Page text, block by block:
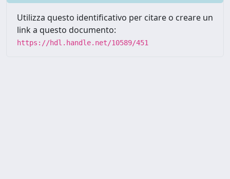
Utilizza questo identificativo per citare o creare un
link a questo documento:
https://hdl.handle.net/10589/451